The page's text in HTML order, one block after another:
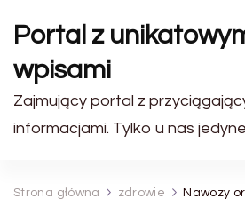
Portal z
wpisami
Zajmujący portal z
informacjami. Tylko u nas
Strona główna zdrowie
Nawozy